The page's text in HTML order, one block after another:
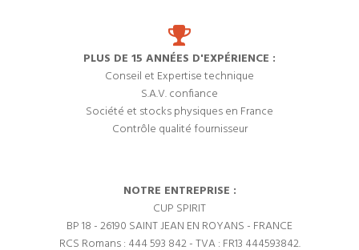
PLUS DE 15 ANNÉES D'EXPÉRIENCE :
Conseil et Expertise technique
S.A.V. confiance
Société et stocks physiques en France
Contrôle qualité fournisseur
NOTRE ENTREPRISE :
CUP SPIRIT
BP 18 - 26190 SAINT JEAN EN ROYANS - FRANCE
RCS Romans : 444 593 842 - TVA : FR13 444593842.